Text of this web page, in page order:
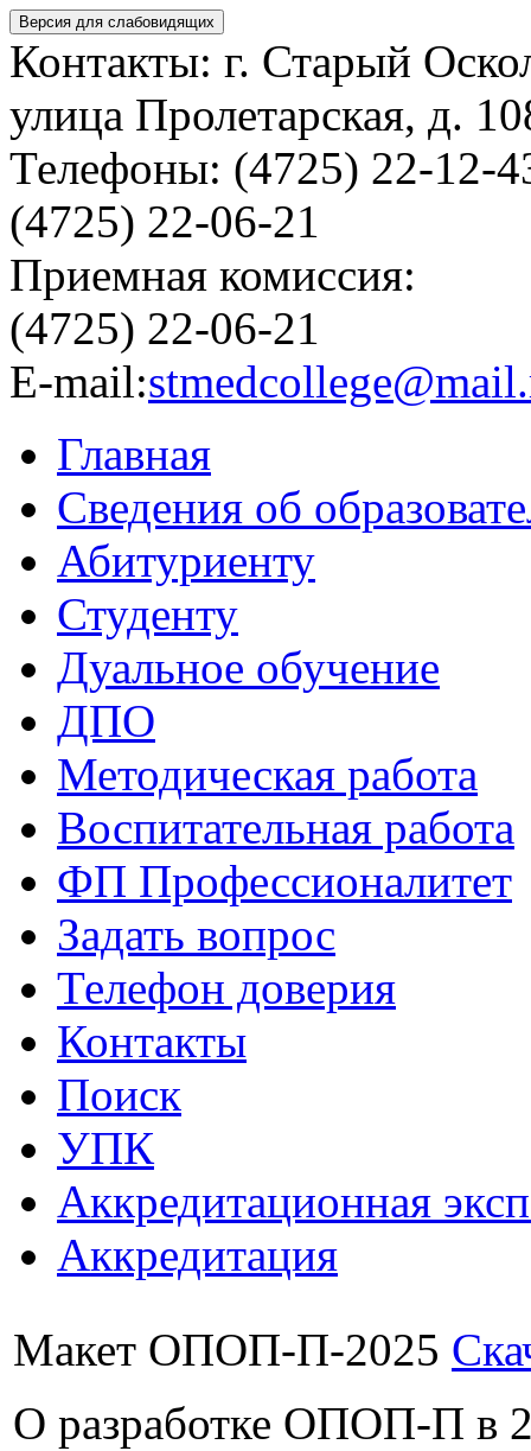
Версия для слабовидящих
Контакты: г. Старый
улица Пролетарская, д.
Телефоны: (4725) 22-12-
(4725) 22-06-21
Приемная комиссия:
(4725) 22-06-21
E-mail:
Главная
Сведения об
Абитуриенту
Студенту
Дуальное обучение
ДПО
Методическая работа
Воспитательная работа
ФП Профессионалитет
Задать вопрос
Телефон доверия
Контакты
Поиск
УПК
Аккредитационная
Аккредитация
Макет ОПОП-П-2025
О разработке ОПОП-П в